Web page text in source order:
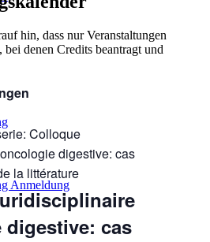
Anmeldung
hin, dass nur Veranstaltungen
bei denen Credits beantragt und
Colloque
digestive: cas
la littérature
digestive: cas